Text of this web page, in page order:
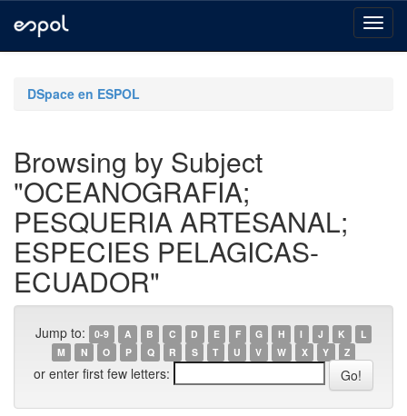
navigationDSpace en ESPOL
Browsing by Subject
"OCEANOGRAFIA;
PESQUERIA ARTESANAL;
ESPECIES PELAGICAS-
ECUADOR"
Jump to: 0-9 A B C D E F G H I J K
L
M
N O P Q R S T U V W X Y Z
or enter first few letters: